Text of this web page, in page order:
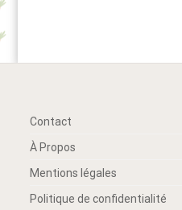
Contact
À Propos
Mentions légales
Politique de confidentialité